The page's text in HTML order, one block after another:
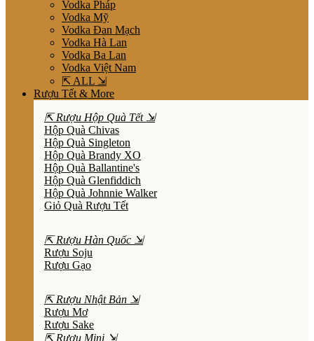
Vodka Pháp
Vodka Mỹ
Vodka Đan Mạch
Vodka Hà Lan
Vodka Ba Lan
Vodka Việt Nam
⇱ ALL ⇲
Rượu Tết & More
⇱ Rượu Hộp Quà Tết ⇲
Hộp Quà Chivas
Hộp Quà Singleton
Hộp Quà Brandy XO
Hộp Quà Ballantine's
Hộp Quà Glenfiddich
Hộp Quà Johnnie Walker
Giỏ Quà Rượu Tết
⇱ Rượu Hàn Quốc ⇲
Rượu Soju
Rượu Gạo
⇱ Rượu Nhật Bản ⇲
Rượu Mơ
Rượu Sake
⇱ Rượu Mini ⇲